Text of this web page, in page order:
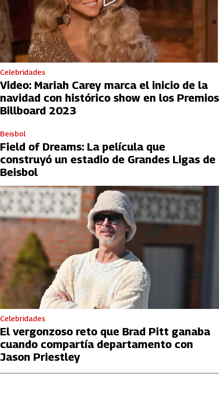
Celebridades
Video: Mariah Carey marca el inicio de la
navidad con histórico show en los Premios
Billboard 2023
Beisbol
Field of Dreams: La película que
construyó un estadio de Grandes Ligas de
Beisbol
Celebridades
El vergonzoso reto que Brad Pitt ganaba
cuando compartía departamento con
Jason Priestley